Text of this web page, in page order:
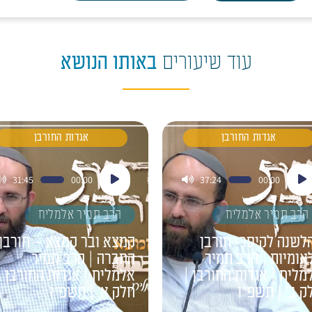
עוד שיעורים באותו הנושא
אגדות החורבן
00:00
37:24
הרב תמיר אלמליח
לקיסר- חורבן
| הרב תמיר
| אגדות החורבן |
ב' | תשפ"ו
אגדות החורבן
נגן
אודיו
00:00
31:45
הרב תמיר אלמליח
קמצא ובר קמצא –
החברה | הרב תמיר
אלמליח | אגדות
חלק א' | תשפ"ו